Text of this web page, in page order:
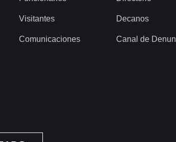
Visitantes
Comunicaciones
Decanos
Canal de